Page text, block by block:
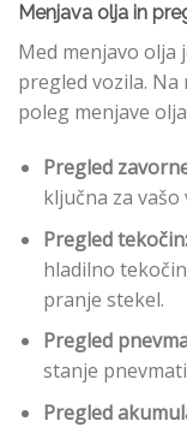
Menjava olja in
Med menjavo
pregled vozila. Na
poleg menjave
Pregled
ključna za vašo
Pregled tekočin:
hladilno
pranje stekel.
Pregled
stanje
Pregled